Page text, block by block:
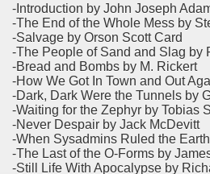
-Introduction by John Joseph
-The End of the Whole Mess by
-Salvage by Orson Scott Card
-The People of Sand and Slag by
-Bread and Bombs by M. Rickert
-How We Got In Town and Out
-Dark, Dark Were the Tunnels by
-Waiting for the Zephyr by Tobias
-Never Despair by Jack McDevitt
-When Sysadmins Ruled the
-The Last of the O-Forms by
-Still Life With Apocalypse by